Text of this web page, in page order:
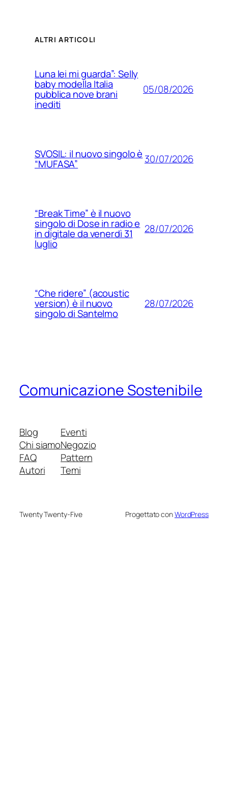
ALTRI ARTICOLI
Luna lei mi guarda”: Selly
baby modella Italia
pubblica nove brani
inediti
05/08/2026
SVOSIL: il nuovo singolo è
“MUFASA” 30/07/2026
“Break Time” è il nuovo
singolo di Dose in radio e
in digitale da venerdì 31
luglio
28/07/2026
“Che ridere” (acoustic
version) è il nuovo
singolo di Santelmo
28/07/2026
Comunicazione Sostenibile
Blog
Chi siamo
FAQ
Autori
Eventi
Negozio
Pattern
Temi
Twenty Twenty-Five Progettato conWordPress